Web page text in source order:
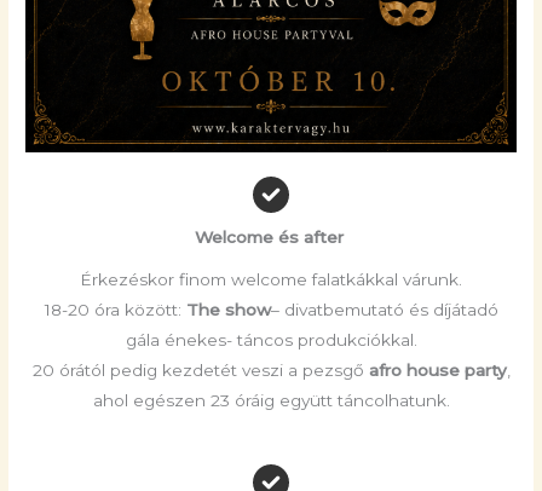
Welcome és after
Érkezéskor finom welcome falatkákkal várunk.
18-20 óra között: The show– divatbemutató és díjátadó
gála énekes- táncos produkciókkal.
20 órától pedig kezdetét veszi a pezsgő afro house party,
ahol egészen 23 óráig együtt táncolhatunk.